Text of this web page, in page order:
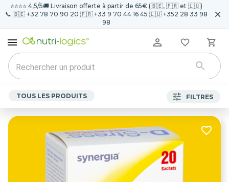
⭐️⭐️⭐️⭐️ 4,5/5🚚 Livraison offerte à partir de 65€ (🇧🇪, 🇫🇷 et 🇱🇺)
📞 🇧🇪 +32 78 70 90 20 🇫🇷 +33 9 70 44 16 45 🇱🇺 +352 28 33 98
98
TOUS LES PRODUITS FILTRES